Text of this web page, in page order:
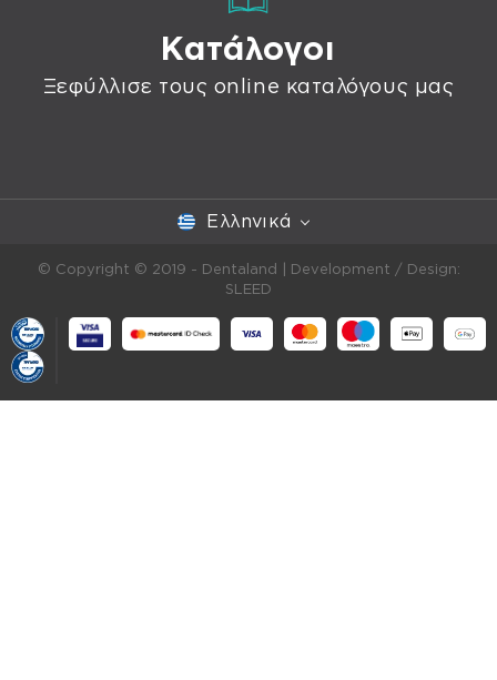
Κατάλογοι
Ξεφύλλισε τους online καταλόγους μας
Ελληνικά
© Copyright © 2019 - Dentaland |
Development / Design:
SLEED